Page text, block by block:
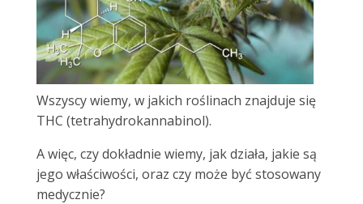
Wszyscy wiemy, w jakich roślinach znajduje się
THC (tetrahydrokannabinol).
A więc, czy dokładnie wiemy, jak działa, jakie są
jego właściwości, oraz czy może być stosowany
medycznie?